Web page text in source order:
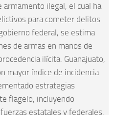
armamento ilegal, el cual ha
para cometer delitos
federal, se estima
de armas en manos de
ilícita. Guanajuato,
mayor índice de incidencia
estrategias
flagelo, incluyendo
estatales y federales.